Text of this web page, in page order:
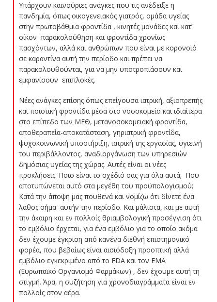
Υπάρχουν καινούριες ανάγκες που τις ανέδειξε η
πανδημία, όπως οικογενειακός γιατρός, ομάδα υγείας
στην πρωτοβάθμια φροντίδα , κινητές μονάδες και κατ’
οίκον παρακολούθηση και φροντίδα χρονίως
πασχόντων, αλλά και ανθρώπων που είναι με κορονοϊό
σε καραντίνα αυτή την περίοδο και πρέπει να
παρακολουθούνται, για να μην υποτροπιάσουν και
εμφανίσουν επιπλοκές.
Νέες ανάγκες επίσης όπως επείγουσα ιατρική, αξιοπρεπής
και ποιοτική φροντίδα μέσα στο νοσοκομείο και ιδιαίτερα
στο επίπεδο των ΜΕΘ, μετανοσοκομειακή φροντίδα,
αποθεραπεία-αποκατάσταση, γηριατρική φροντίδα,
ψυχοκοινωνική υποστήριξη, ιατρική της εργασίας, υγιεινή
του περιβάλλοντος, αναδιοργάνωση των υπηρεσιών
δημόσιας υγείας της χώρας. Αυτές είναι οι νέες
προκλήσεις. Ποιο είναι το σχέδιό σας για όλα αυτά; Που
αποτυπώνεται αυτό στα μεγέθη του προϋπολογισμού;
Κατά την άποψή μας πουθενά και νομίζω ότι δίνετε ένα
λάθος σήμα αυτήν την περίοδο. Και μάλιστα, και με αυτή
την άκαιρη και εν πολλοίς θριαμβολογική προσέγγιση ότι
το εμβόλιο έρχεται, για ένα εμβόλιο για το οποίο ακόμα
δεν έχουμε έγκριση από κανένα διεθνή επιστημονικό
φορέα, που βεβαίως είναι αισιόδοξη προοπτική αλλά
εμβόλιο εγκεκριμένο από το FDA και τον ΕΜΑ
(Ευρωπαϊκό Οργανισμό Φαρμάκων) , δεν έχουμε αυτή τη
στιγμή. Άρα, η συζήτηση για χρονοδιαγράμματα είναι εν
πολλοίς στον αέρα.